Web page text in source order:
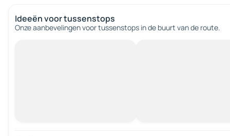
Ideeën voor tussenstops
Onze aanbevelingen voor tussenstops in de buurt van de route.